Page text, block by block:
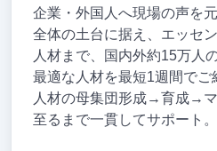
企業・外国人へ現場の声を
全体の土台に据え、エッセ
人材まで、国内外約15万人
最適な人材を最短1週間でご
人材の母集団形成→育成→
至るまで一貫してサポート。